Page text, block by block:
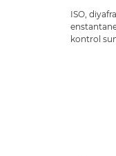
ISO,
kontrol